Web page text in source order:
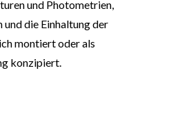
und Photometrien,
die Einhaltung der
montiert oder als
konzipiert.